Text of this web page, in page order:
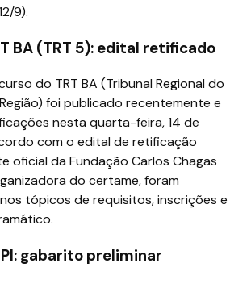
9).
BA (TRT 5): edital retificado
do TRT BA (Tribunal Regional do
foi publicado recentemente e
nesta quarta-feira, 14 de
com o edital de retificação
oficial da Fundação Carlos Chagas
do certame, foram
tópicos de requisitos, inscrições e
gabarito preliminar